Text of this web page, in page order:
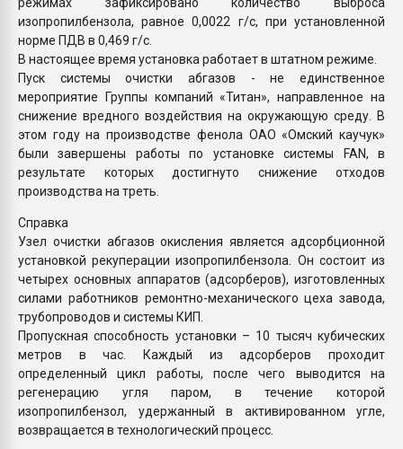
изопропилбензола, равное 0,0022 г/с, при установленной
норме ПДВ в 0,469 г/с.
В настоящее время установка работает в штатном режиме.
Пуск системы очистки абгазов - не единственное
мероприятие Группы компаний «Титан», направленное на
снижение вредного воздействия на окружающую среду. В
этом году на производстве фенола ОАО «Омский каучук»
были завершены работы по установке системы FAN, в
результате которых достигнуто снижение отходов
производства на треть.
Справка
Узел очистки абгазов окисления является адсорбционной
установкой рекуперации изопропилбензола. Он состоит из
четырех основных аппаратов (адсорберов), изготовленных
силами работников ремонтно-механического цеха завода,
трубопроводов и системы КИП.
Пропускная способность установки – 10 тысяч кубических
метров в час. Каждый из адсорберов проходит
определенный цикл работы, после чего выводится на
регенерацию угля паром, в течение которой
изопропилбензол, удержанный в активированном угле,
возвращается в технологический процесс.